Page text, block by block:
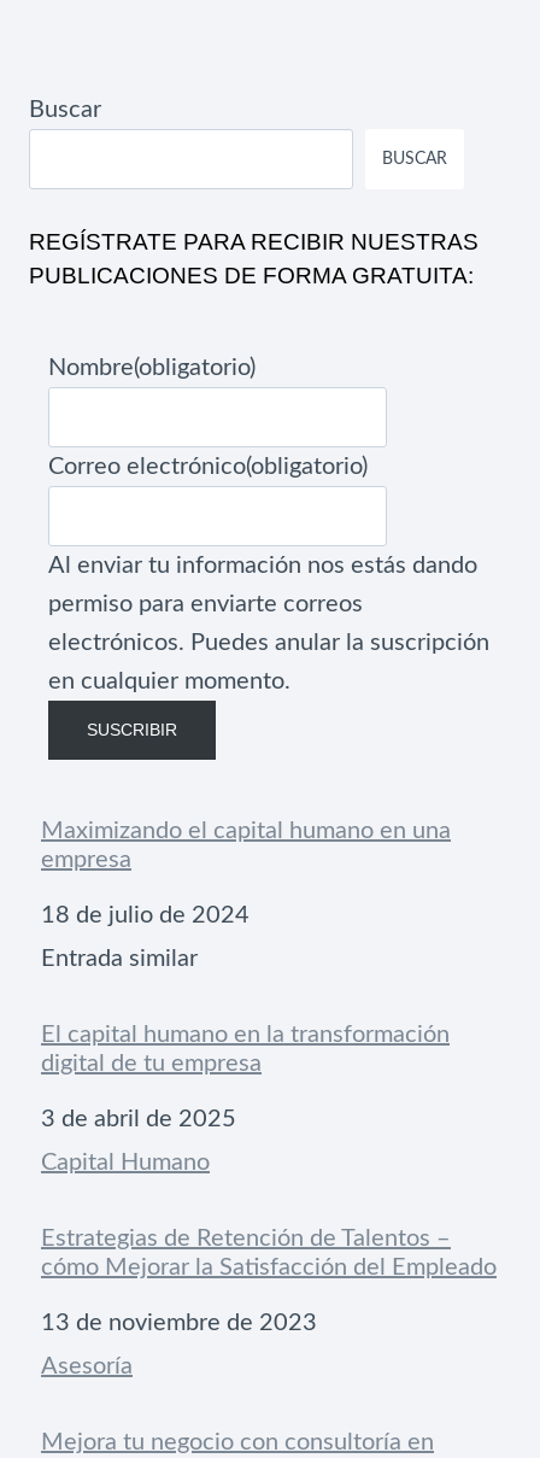
Buscar
BUSCAR
REGÍSTRATE PARA RECIBIR NUESTRAS
PUBLICACIONES DE FORMA GRATUITA:
Nombre(obligatorio)
Correo electrónico(obligatorio)
Al enviar tu información nos estás dando
permiso para enviarte correos
electrónicos. Puedes anular la suscripción
en cualquier momento.
SUSCRIBIR
Maximizando el capital humano en una
empresa
Fecha
18 de julio de 2024
Respecto a
Entrada similar
El capital humano en la transformación
digital de tu empresa
Fecha
3 de abril de 2025
Respecto a
Capital Humano
Estrategias de Retención de Talentos –
cómo Mejorar la Satisfacción del Empleado
Fecha
13 de noviembre de 2023
Respecto a
Asesoría
Mejora tu negocio con consultoría en